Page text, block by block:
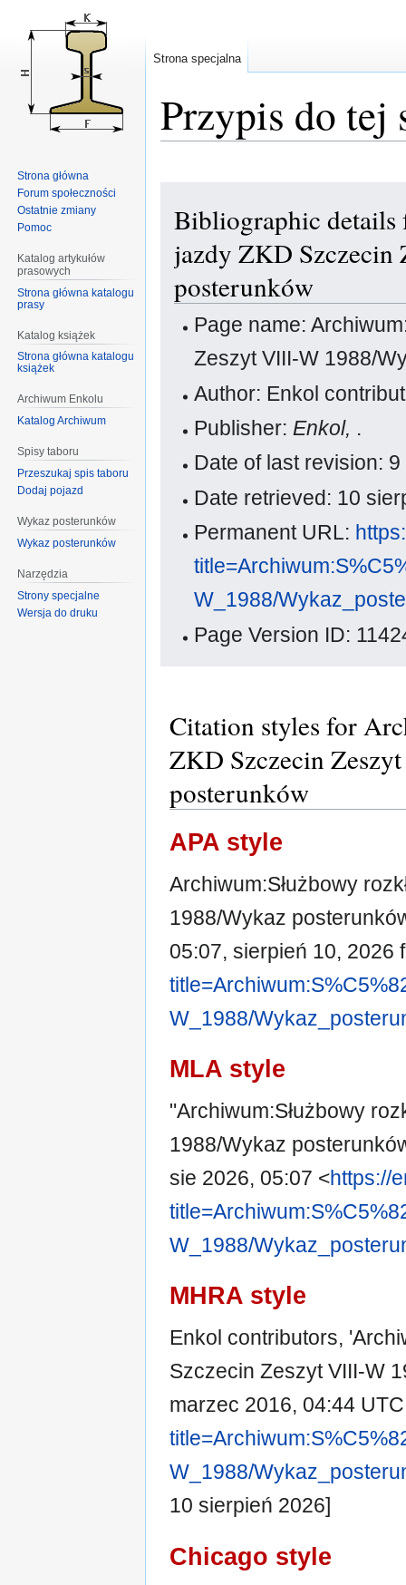
Przypis do tej
nawigacji
wyszukiwania
Bibliographic details
jazdy ZKD
posterunków
Page name:
Zeszyt VIII-W 1988/
Author: Enkol
Publisher: Enkol, .
Date of last revision:
Date retrieved: 10
Permanent URL:
W_1988/
Page Version ID:
Citation styles for
ZKD Szczecin
posterunków
APA style
Archiwum:Służbowy
1988/Wykaz
05:07, sierpień 10, 2026
W_1988/
MLA style
"Archiwum:Służbowy
1988/Wykaz
sie 2026, 05:07 <https://
W_1988/
MHRA style
Enkol contributors,
Szczecin Zeszyt VIII-W
marzec 2016, 04:44
W_1988/
10 sierpień 2026]
Chicago style
Strona specjalna
Strona główna
Forum społeczności
Ostatnie zmiany
Pomoc
Katalog artykułów
prasowych
Strona główna katalogu
prasy
Katalog książek
Strona główna katalogu
książek
Archiwum Enkolu
Katalog Archiwum
Spisy taboru
Przeszukaj spis taboru
Dodaj pojazd
Wykaz posterunków
Wykaz posterunków
Narzędzia
Strony specjalne
Wersja do druku